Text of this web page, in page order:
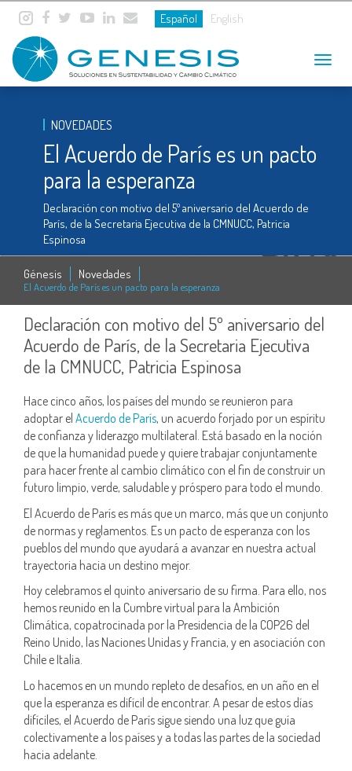
Español English
Toggle
NOVEDADES
El Acuerdo de París es un pacto
para la esperanza
Declaración con motivo del 5º aniversario del Acuerdo de
París, de la Secretaria Ejecutiva de la CMNUCC, Patricia
Espinosa
Génesis Novedades
El Acuerdo de París es un pacto para la esperanza
Declaración con motivo del 5º aniversario del
Acuerdo de París, de la Secretaria Ejecutiva
de la CMNUCC, Patricia Espinosa
Hace cinco años, los países del mundo se reunieron para
adoptar el Acuerdo de París, un acuerdo forjado por un espíritu
de confianza y liderazgo multilateral. Está basado en la noción
de que la humanidad puede y quiere trabajar conjuntamente
para hacer frente al cambio climático con el fin de construir un
futuro limpio, verde, saludable y próspero para todo el mundo.
El Acuerdo de París es más que un marco, más que un conjunto
de normas y reglamentos. Es un pacto de esperanza con los
pueblos del mundo que ayudará a avanzar en nuestra actual
trayectoria hacia un destino mejor.
Hoy celebramos el quinto aniversario de su firma. Para ello, nos
hemos reunido en la Cumbre virtual para la Ambición
Climática, copatrocinada por la Presidencia de la COP26 del
Reino Unido, las Naciones Unidas y Francia, y en asociación con
Chile e Italia.
Lo hacemos en un mundo repleto de desafíos, en un año en el
que la esperanza es difícil de encontrar. A pesar de estos días
difíciles, el Acuerdo de París sigue siendo una luz que guía
colectivamente a los países y a todas las partes de la sociedad
hacia adelante.